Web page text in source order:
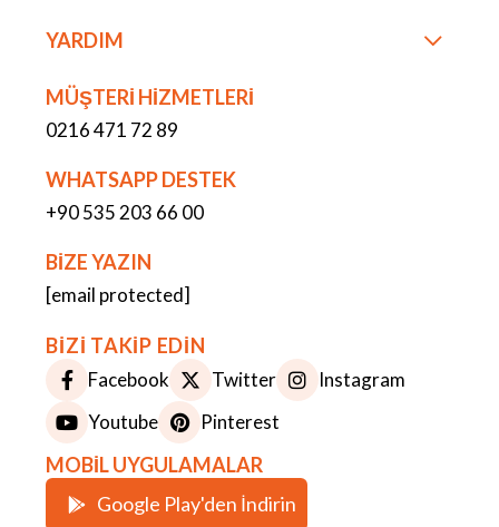
YARDIM
MÜŞTERİ HİZMETLERİ
0216 471 72 89
WHATSAPP DESTEK
+90 535 203 66 00
BİZE YAZIN
[email protected]
BİZİ TAKİP EDİN
Facebook Twitter
Instagram
Youtube
Pinterest
MOBİL UYGULAMALAR
Google Play'den İndirin